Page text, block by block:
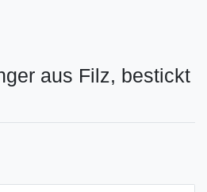
aus Filz, bestickt